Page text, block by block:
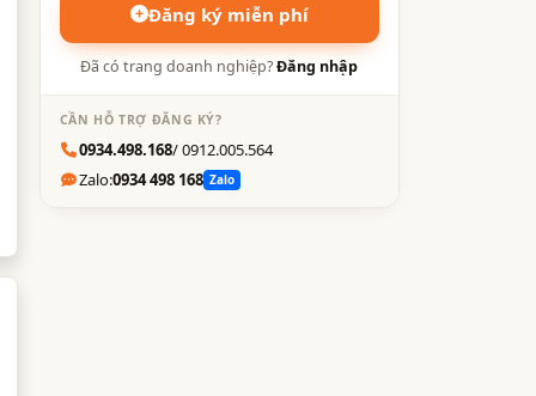
Đăng ký miễn phí
Đã có trang doanh nghiệp?Đăng nhập
CẦN HỖ TRỢ ĐĂNG KÝ?
0934.498.168/ 0912.005.564
Zalo:0934 498 168 Zalo